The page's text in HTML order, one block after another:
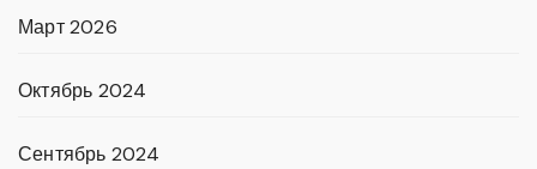
Март 2026
Октябрь 2024
Сентябрь 2024